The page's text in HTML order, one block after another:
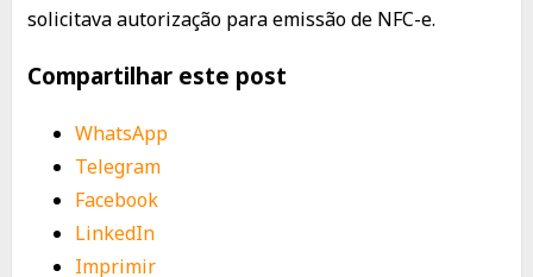
solicitava autorização para emissão de NFC-e.
Compartilhar este post
WhatsApp
Telegram
Facebook
LinkedIn
Imprimir